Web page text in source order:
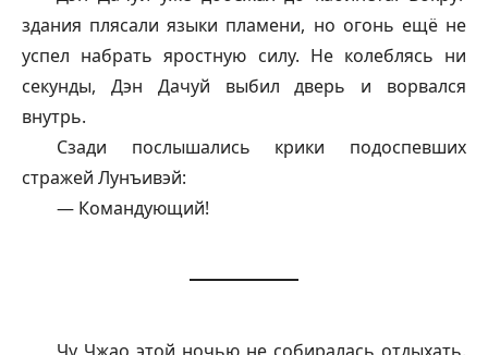
здания плясали языки пламени, но огонь ещё не
успел набрать яростную силу. Не колеблясь ни
секунды, Дэн Дачуй выбил дверь и ворвался
внутрь.
Сзади послышались крики подоспевших
стражей Лунъивэй:
— Командующий!
Чу Чжао этой ночью не собиралась отдыхать.